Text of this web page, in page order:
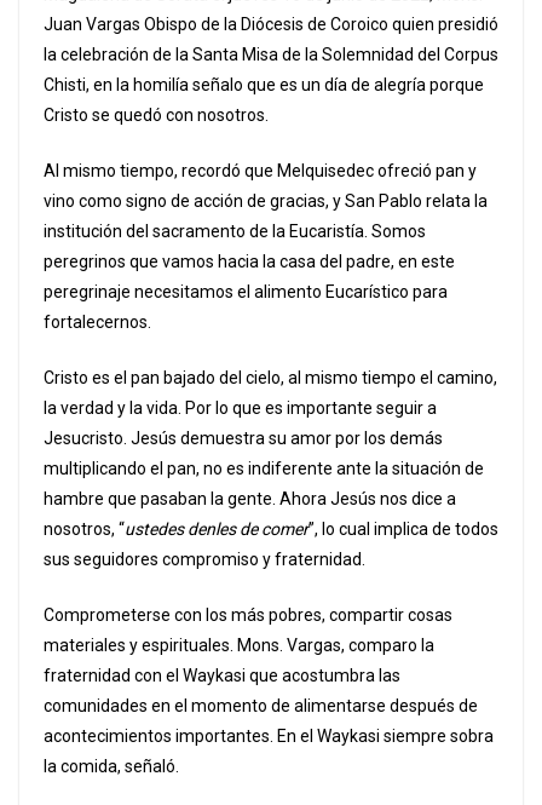
Juan Vargas Obispo de la Diócesis de Coroico quien presidió
la celebración de la Santa Misa de la Solemnidad del Corpus
Chisti, en la homilía señalo que es un día de alegría porque
Cristo se quedó con nosotros.
Al mismo tiempo, recordó que Melquisedec ofreció pan y
vino como signo de acción de gracias, y San Pablo relata la
institución del sacramento de la Eucaristía. Somos
peregrinos que vamos hacia la casa del padre, en este
peregrinaje necesitamos el alimento Eucarístico para
fortalecernos.
Cristo es el pan bajado del cielo, al mismo tiempo el camino,
la verdad y la vida. Por lo que es importante seguir a
Jesucristo. Jesús demuestra su amor por los demás
multiplicando el pan, no es indiferente ante la situación de
hambre que pasaban la gente. Ahora Jesús nos dice a
nosotros, “ustedes denles de comer”, lo cual implica de todos
sus seguidores compromiso y fraternidad.
Comprometerse con los más pobres, compartir cosas
materiales y espirituales. Mons. Vargas, comparo la
fraternidad con el Waykasi que acostumbra las
comunidades en el momento de alimentarse después de
acontecimientos importantes. En el Waykasi siempre sobra
la comida, señaló.